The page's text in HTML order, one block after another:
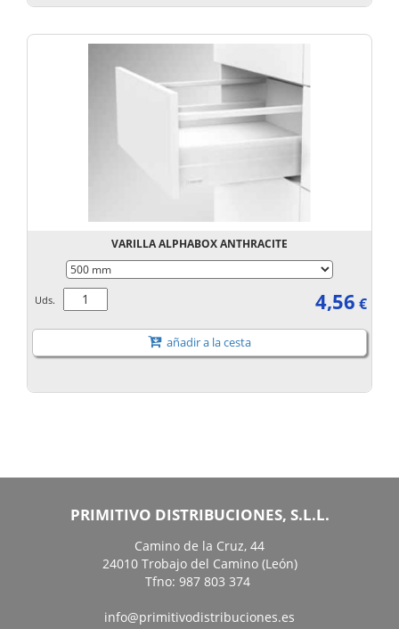
VARILLA ALPHABOX ANTHRACITE
Uds. 4,56 €
añadir a la cesta
PRIMITIVO DISTRIBUCIONES, S.L.L.
Camino de la Cruz, 44
24010 Trobajo del Camino (León)
Tfno: 987 803 374
info@primitivodistribuciones.es